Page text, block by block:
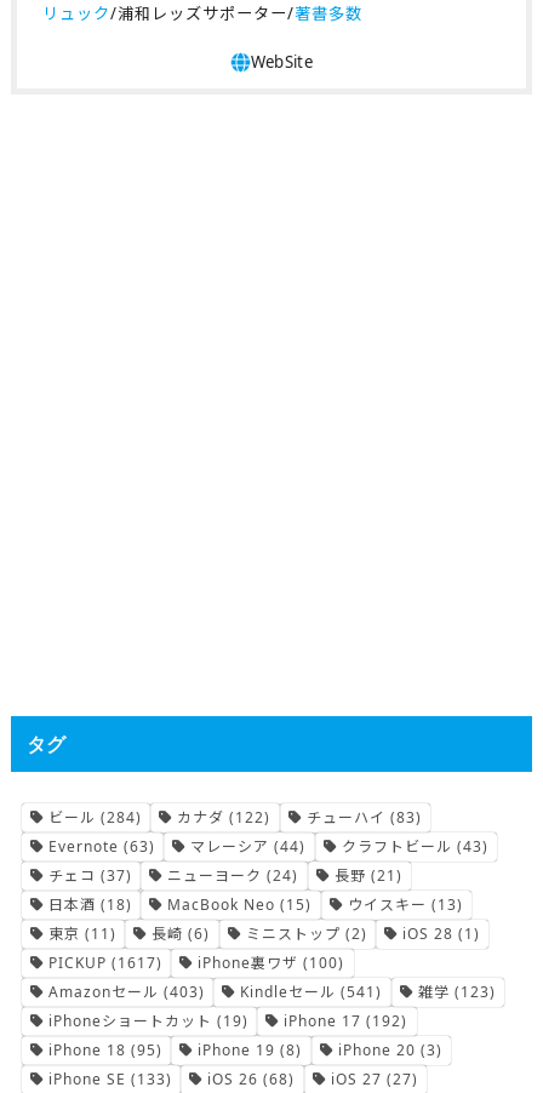
リュック/浦和レッズサポーター/著書多数
タグ
ビール (284) カナダ (122) チューハイ (83)
Evernote (63) マレーシア (44) クラフトビール (43)
チェコ (37) ニューヨーク (24) 長野 (21)
日本酒 (18) MacBook Neo (15) ウイスキー (13)
東京 (11) 長崎 (6) ミニストップ (2) iOS 28 (1)
PICKUP (1617) iPhone裏ワザ (100)
Amazonセール (403) Kindleセール (541) 雑学 (123)
iPhoneショートカット (19) iPhone 17 (192)
iPhone 18 (95) iPhone 19 (8) iPhone 20 (3)
iPhone SE (133) iOS 26 (68) iOS 27 (27)